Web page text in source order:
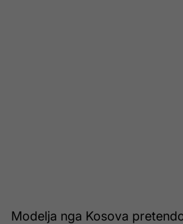
Modelja nga Kosova